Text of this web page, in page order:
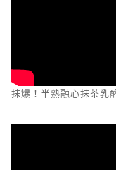
抹爆！半熟融心抹茶乳